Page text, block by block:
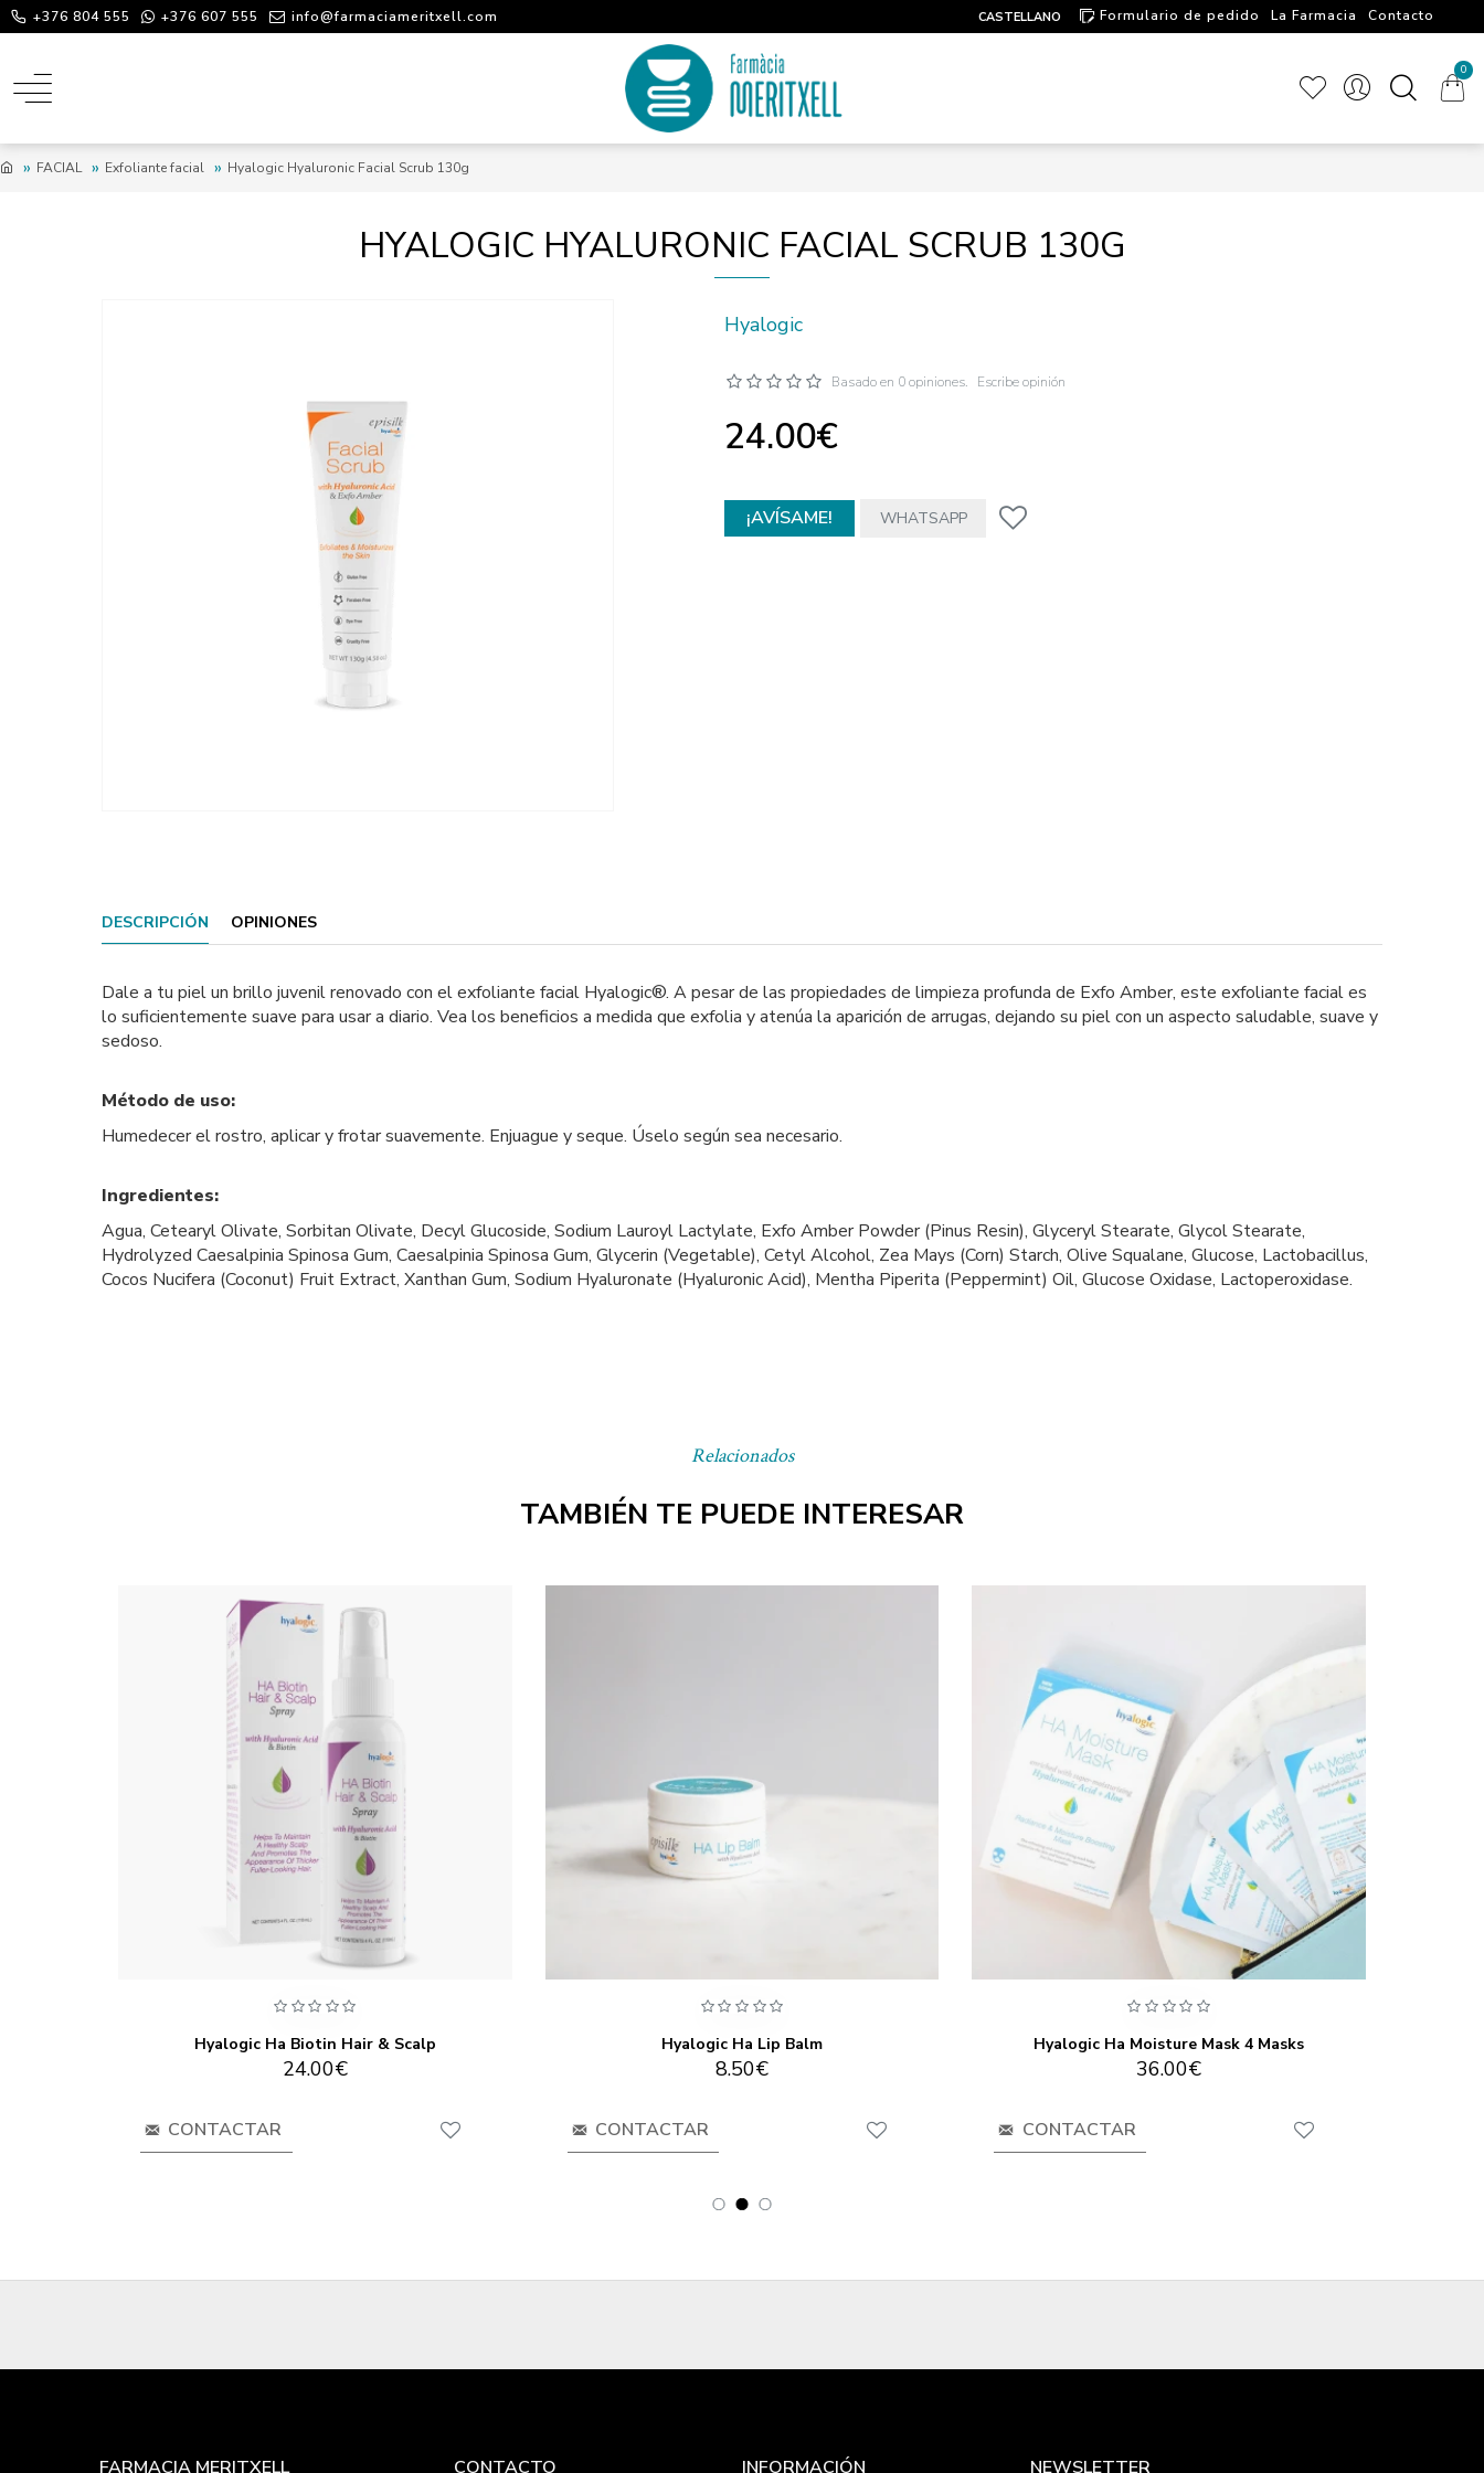
+376 804 555 +376 607 555 info@farmaciameritxell.com CASTELLANO Formulario de pedido La Farmacia
Contacto
0
FACIAL Exfoliante facial Hyalogic Hyaluronic Facial Scrub 130g
HYALOGIC HYALURONIC FACIAL SCRUB 130G
Hyalogic
Basado en 0 opiniones. Escribe opinión
24.00€
¡AVÍSAME! WHATSAPP
Relacionados
TAMBIÉN TE PUEDE INTERESAR
Hyalogic Ha Biotin Hair & Scalp
24.00€
CONTACTAR
Hyalogic Ha Lip Balm
8.50€
CONTACTAR
Hyalogic Ha Moisture Mask 4 Masks
36.00€
CONTACTAR
DESCRIPCIÓN OPINIONES
Dale a tu piel un brillo juvenil renovado con el exfoliante facial Hyalogic®. A pesar de las propiedades de limpieza profunda de Exfo Amber, este exfoliante facial es
lo suficientemente suave para usar a diario. Vea los beneficios a medida que exfolia y atenúa la aparición de arrugas, dejando su piel con un aspecto saludable, suave y
sedoso.
Método de uso:
Humedecer el rostro, aplicar y frotar suavemente. Enjuague y seque. Úselo según sea necesario.
Ingredientes:
Agua, Cetearyl Olivate, Sorbitan Olivate, Decyl Glucoside, Sodium Lauroyl Lactylate, Exfo Amber Powder (Pinus Resin), Glyceryl Stearate, Glycol Stearate,
Hydrolyzed Caesalpinia Spinosa Gum, Caesalpinia Spinosa Gum, Glycerin (Vegetable), Cetyl Alcohol, Zea Mays (Corn) Starch, Olive Squalane, Glucose, Lactobacillus,
Cocos Nucifera (Coconut) Fruit Extract, Xanthan Gum, Sodium Hyaluronate (Hyaluronic Acid), Mentha Piperita (Peppermint) Oil, Glucose Oxidase, Lactoperoxidase.
FARMACIA MERITXELL CONTACTO INFORMACIÓN NEWSLETTER